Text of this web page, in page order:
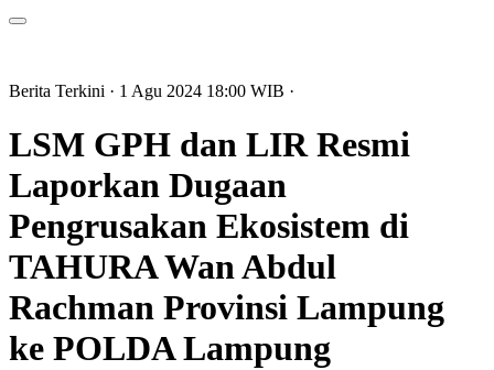
Berita Terkini · 1 Agu 2024 18:00 WIB ·
LSM GPH dan LIR Resmi
Laporkan Dugaan
Pengrusakan Ekosistem di
TAHURA Wan Abdul
Rachman Provinsi Lampung
ke POLDA Lampung